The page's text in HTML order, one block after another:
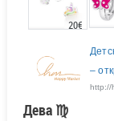
20€
–
http://
Дева ♍